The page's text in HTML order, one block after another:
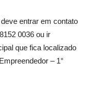
entrar em contato
0036 ou ir
que fica localizado
– 1°